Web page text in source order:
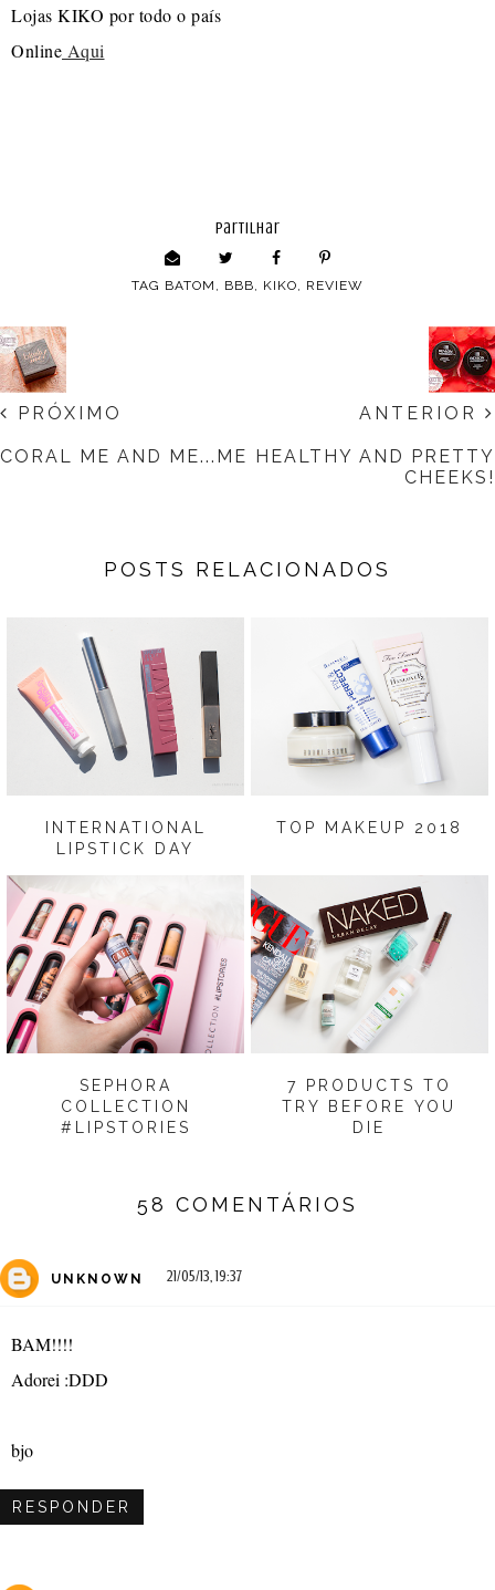
Lojas KIKO por todo o país
Online Aqui
partilhar
TAG BATOM BBB KIKO REVIEW
ANTERIOR
HEALTHY AND PRETTY
CHEEKS!
PRÓXIMO
CORAL ME AND ME...ME
POSTS RELACIONADOS
INTERNATIONAL
LIPSTICK DAY
TOP MAKEUP 2018
SEPHORA
COLLECTION
#LIPSTORIES
7 PRODUCTS TO
TRY BEFORE YOU
DIE
58 COMENTÁRIOS
UNKNOWN 21/05/13, 19:37
BAM!!!!
Adorei :DDD
bjo
RESPONDER